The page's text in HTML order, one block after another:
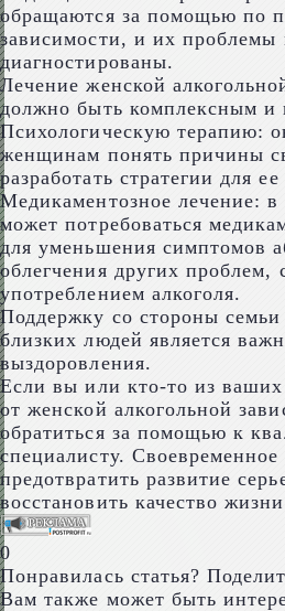
обращаются за помощью по
зависимости, и их проблемы
диагностированы.
Лечение женской
должно быть комплексным и
Психологическую терапию:
женщинам понять причины
разработать стратегии для
Медикаментозное лечение: в
может потребоваться
для уменьшения симптомов
облегчения других проблем,
употреблением алкоголя.
Поддержку со стороны
близких людей является
выздоровления.
Если вы или кто-то из ваших
от женской алкогольной
обратиться за помощью к
специалисту.
предотвратить развитие
восстановить качество
0
Понравилась статья?
Вам также может быть